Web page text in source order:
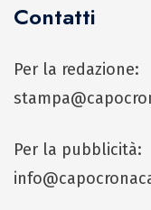
Contatti
Per la redazione:
Per la pubblicità: